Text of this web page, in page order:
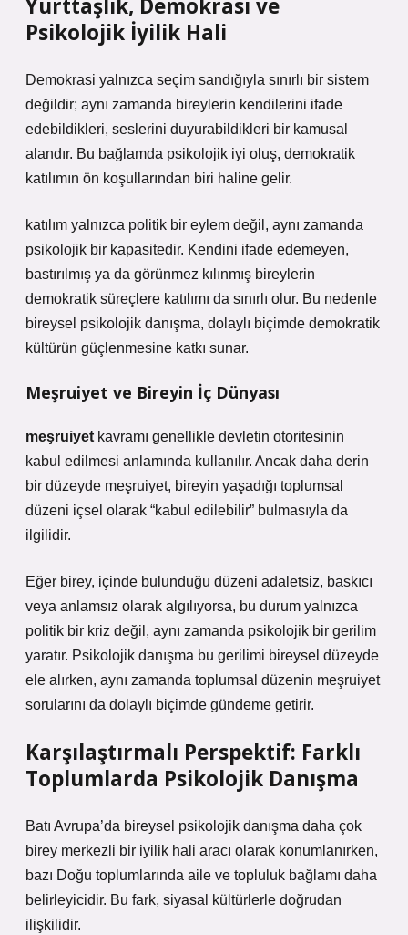
Yurttaşlık, Demokrasi ve
Psikolojik İyilik Hali
Demokrasi yalnızca seçim sandığıyla sınırlı bir sistem
değildir; aynı zamanda bireylerin kendilerini ifade
edebildikleri, seslerini duyurabildikleri bir kamusal
alandır. Bu bağlamda psikolojik iyi oluş, demokratik
katılımın ön koşullarından biri haline gelir.
katılım yalnızca politik bir eylem değil, aynı zamanda
psikolojik bir kapasitedir. Kendini ifade edemeyen,
bastırılmış ya da görünmez kılınmış bireylerin
demokratik süreçlere katılımı da sınırlı olur. Bu nedenle
bireysel psikolojik danışma, dolaylı biçimde demokratik
kültürün güçlenmesine katkı sunar.
Meşruiyet ve Bireyin İç Dünyası
meşruiyet kavramı genellikle devletin otoritesinin
kabul edilmesi anlamında kullanılır. Ancak daha derin
bir düzeyde meşruiyet, bireyin yaşadığı toplumsal
düzeni içsel olarak “kabul edilebilir” bulmasıyla da
ilgilidir.
Eğer birey, içinde bulunduğu düzeni adaletsiz, baskıcı
veya anlamsız olarak algılıyorsa, bu durum yalnızca
politik bir kriz değil, aynı zamanda psikolojik bir gerilim
yaratır. Psikolojik danışma bu gerilimi bireysel düzeyde
ele alırken, aynı zamanda toplumsal düzenin meşruiyet
sorularını da dolaylı biçimde gündeme getirir.
Karşılaştırmalı Perspektif: Farklı
Toplumlarda Psikolojik Danışma
Batı Avrupa’da bireysel psikolojik danışma daha çok
birey merkezli bir iyilik hali aracı olarak konumlanırken,
bazı Doğu toplumlarında aile ve topluluk bağlamı daha
belirleyicidir. Bu fark, siyasal kültürlerle doğrudan
ilişkilidir.